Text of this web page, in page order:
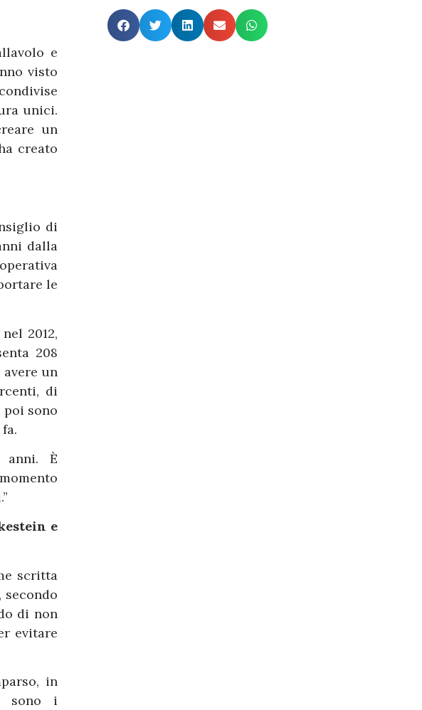
e
visto
unici.
un
creato
di
dalla
le
2012,
208
un
di
sono
anni. È
e
scritta
secondo
di non
evitare
in
sono i